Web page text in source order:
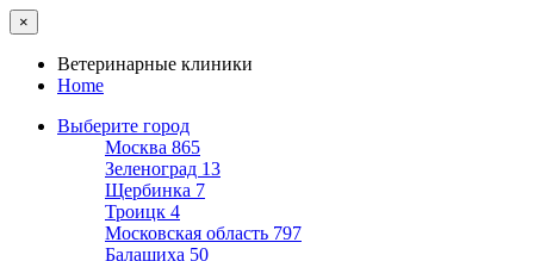
×
Ветеринарные клиники
Home
Выберите город
Москва 865
Зеленоград 13
Щербинка 7
Троицк 4
Московская область 797
Балашиха 50